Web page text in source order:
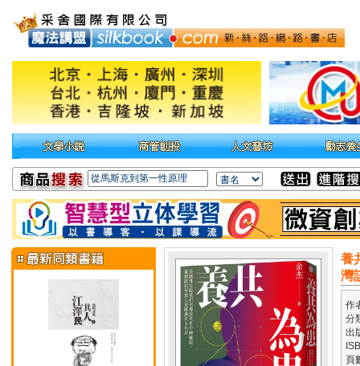
養
灣
作
分
出
頁